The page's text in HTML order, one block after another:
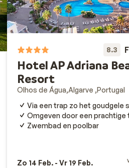
8.3
Hotel AP Adriana
Resort
Olhos de Água Algarve Portugal
Via een trap zo het goudgele
Omgeven door een prachtige
Zwembad en poolbar
Zo 14 Feb. - Vr 19 Feb.